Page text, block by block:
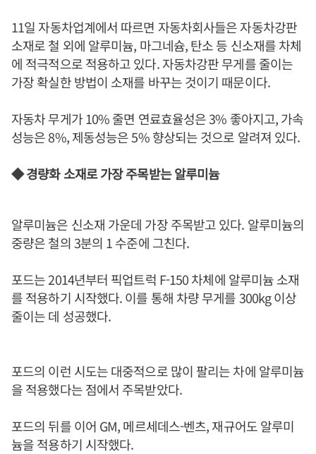
11일 자동차업계에서 따르면 자동차회사들은 자동차강판
소재로 철 외에 알루미늄, 마그네슘, 탄소 등 신소재를 차체
에 적극적으로 적용하고 있다. 자동차강판 무게를 줄이는
가장 확실한 방법이 소재를 바꾸는 것이기 때문이다.
자동차 무게가 10% 줄면 연료효율성은 3% 좋아지고, 가속
성능은 8%, 제동성능은 5% 향상되는 것으로 알려져 있다.
◆ 경량화 소재로 가장 주목받는 알루미늄
알루미늄은 신소재 가운데 가장 주목받고 있다. 알루미늄의
중량은 철의 3분의 1 수준에 그친다.
포드는 2014년부터 픽업트럭 F-150 차체에 알루미늄 소재
를 적용하기 시작했다. 이를 통해 차량 무게를 300kg 이상
줄이는 데 성공했다.
포드의 이런 시도는 대중적으로 많이 팔리는 차에 알루미늄
을 적용했다는 점에서 주목받았다.
포드의 뒤를 이어 GM, 메르세데스-벤츠, 재규어도 알루미
늄을 적용하기 시작했다.